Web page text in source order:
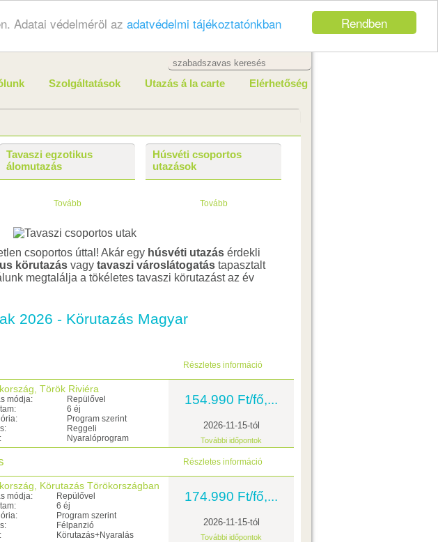
Rendben
Adatai védelméröl az adatvédelmi tájékoztatónkban
Szolgáltatások Utazás á la carte Elérhetőség
Tavaszi egzotikus
álomutazás
Tovább
Húsvéti csoportos
utazások
Tovább
csoportos úttal! Akár egy húsvéti utazás érdekli
körutazás vagy tavaszi városlátogatás tapasztalt
megtalálja a tökéletes tavaszi körutazást az év
2026 - Körutazás Magyar
Részletes információ
Török Riviéra
módja:
Repülővel
6 éj
Program szerint
Reggeli
Nyaralóprogram
154.990 Ft/fő,...
2026-11-15-tól
További időpontok
Részletes információ
Körutazás Törökországban
módja:
Repülővel
6 éj
Program szerint
Félpanzió
Körutazás+Nyaralás
174.990 Ft/fő,...
2026-11-15-tól
További időpontok